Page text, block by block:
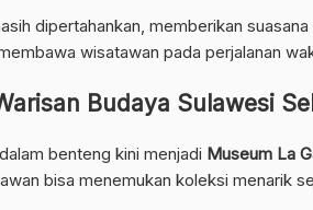
dipertahankan, memberikan
wisatawan pada perjalanan
Budaya Sulawesi
benteng kini menjadi Museum La
bisa menemukan koleksi menarik